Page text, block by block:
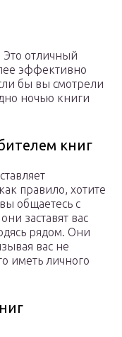
Это отличный
эффективно
бы вы смотрели
ночью книги
книг
правило, хотите
общаетесь с
заставят вас
рядом. Они
вас не
иметь личного